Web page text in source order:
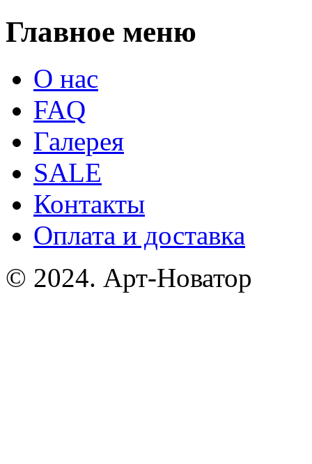
Главное меню
О нас
FAQ
Галерея
SALE
Контакты
Оплата и доставка
© 2024. Арт-Новатор